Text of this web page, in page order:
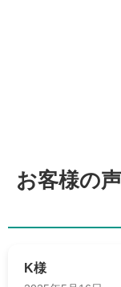
松戸市よりお越しのお
た！ありがとうござい
松戸市よりお越しのお
ありがとうございまし
りがとうございました！
2026/06/16
お客様の
K様